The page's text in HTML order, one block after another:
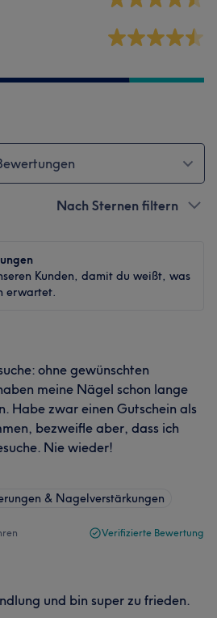
Nach Sternen filtern
Kunden, damit du weißt, was
erwartet.
ohne gewünschten
meine Nägel schon lange
Habe zwar einen Gutschein als
bezweifle aber, dass ich
Nie wieder!
& Nagelverstärkungen
Verifizierte Bewertung
und bin super zu frieden.